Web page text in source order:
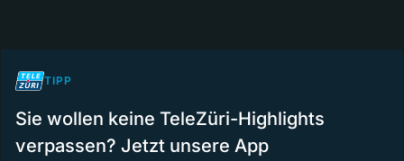
TIPP
Sie wollen keine TeleZüri-Highlights
verpassen? Jetzt unsere App